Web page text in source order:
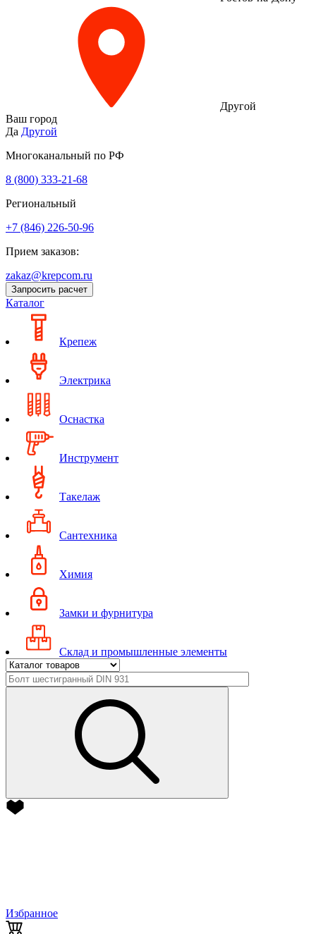
Другой
Ваш город
Да Другой
Многоканальный по РФ
8 (800) 333‑21-68
Региональный
+7 (846) 226-50-96
Прием заказов:
zakaz@krepcom.ru
Запросить расчет
Каталог
Крепеж
Электрика
Оснастка
Инструмент
Такелаж
Сантехника
Химия
Замки и фурнитура
Склад и промышленные элементы
Избранное